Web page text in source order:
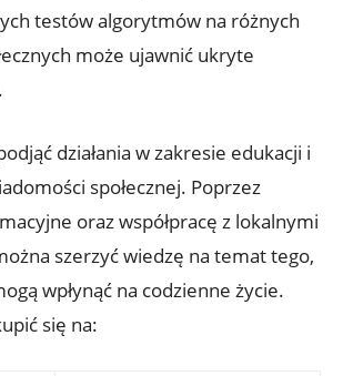
testów algorytmów na różnych
może ujawnić ukryte
działania w zakresie edukacji i
społecznej. Poprzez
oraz współpracę z lokalnymi
szerzyć wiedzę na temat tego,
wpłynąć na codzienne życie.
się na: